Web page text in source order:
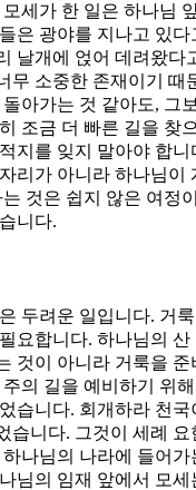
세가 한 일은 하나님
은 광야를 지나고 있
날개에 얹어 데려왔다
무 소중한 존재이기 때
아가는 것 같아도, 그
조금 더 빠른 길을 찾
지를 잊지 말아야 합
리가 아니라 하나님이
것은 쉽지 않은 여정
니다.
두려운 일입니다. 거
요합니다. 하나님의 산
것이 아니라 거룩을 준
의 길을 예비하기 위
습니다. 회개하라 천국
습니다. 그것이 세례
나님의 나라에 들어
님의 임재 앞에서 모세